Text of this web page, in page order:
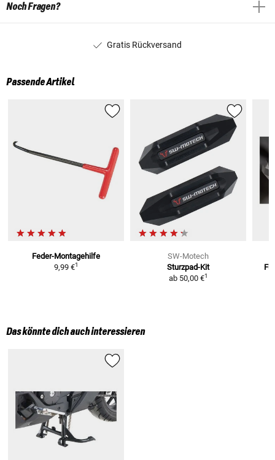
Noch Fragen?
Gratis Rückversand
Passende Artikel
Feder-Montagehilfe
9,99 €1
SW-Motech
Sturzpad-Kit
ab 50,00 €1
Das könnte dich auch interessieren